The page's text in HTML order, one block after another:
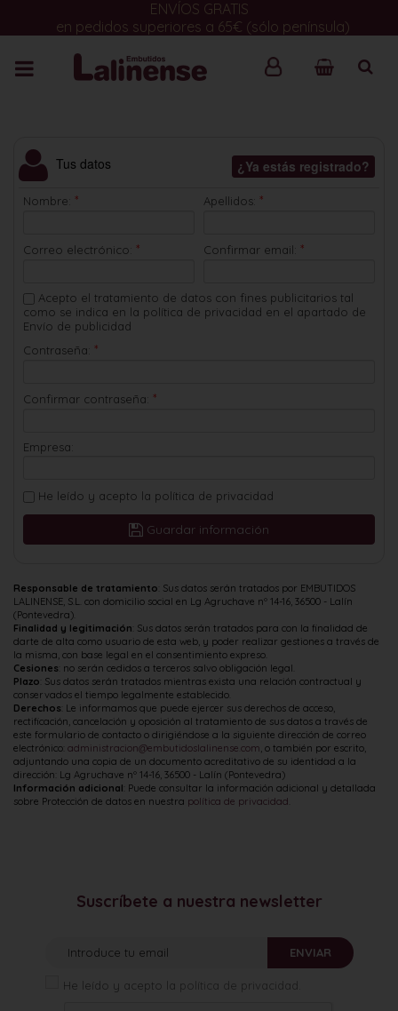
ENVÍOS GRATIS
en pedidos superiores a 65€ (sólo península)
Tus datos ¿Ya estás registrado?
Nombre: * Apellidos: *
Correo electrónico: * Confirmar email: *
Acepto el tratamiento de datos con fines publicitarios tal
como se indica en la política de privacidad en el apartado de
Envío de publicidad
Contraseña: *
Confirmar contraseña: *
Empresa:
He leído y acepto la política de privacidad
Guardar información
Responsable de tratamiento : Sus datos serán tratados por EMBUTIDOS
LALINENSE, S.L. con domicilio social en Lg Agruchave nº 14-16, 36500 - Lalín
(Pontevedra).
Finalidad y legitimación : Sus datos serán tratados para con la finalidad de
darte de alta como usuario de esta web, y poder realizar gestiones a través de
la misma, con base legal en el consentimiento expreso.
Cesiones : no serán cedidos a terceros salvo obligación legal.
Plazo : Sus datos serán tratados mientras exista una relación contractual y
conservados el tiempo legalmente establecido.
Derechos : Le informamos que puede ejercer sus derechos de acceso,
rectificación, cancelación y oposición al tratamiento de sus datos a través de
este formulario de contacto o dirigiéndose a la siguiente dirección de correo
electrónico: administracion@embutidoslalinense.com , o también por escrito,
adjuntando una copia de un documento acreditativo de su identidad a la
dirección: Lg Agruchave nº 14-16, 36500 - Lalín (Pontevedra)
Información adicional : Puede consultar la información adicional y detallada
sobre Protección de datos en nuestra política de privacidad
Suscríbete a nuestra newsletter
ENVIAR
He leído y acepto la política de privacidad